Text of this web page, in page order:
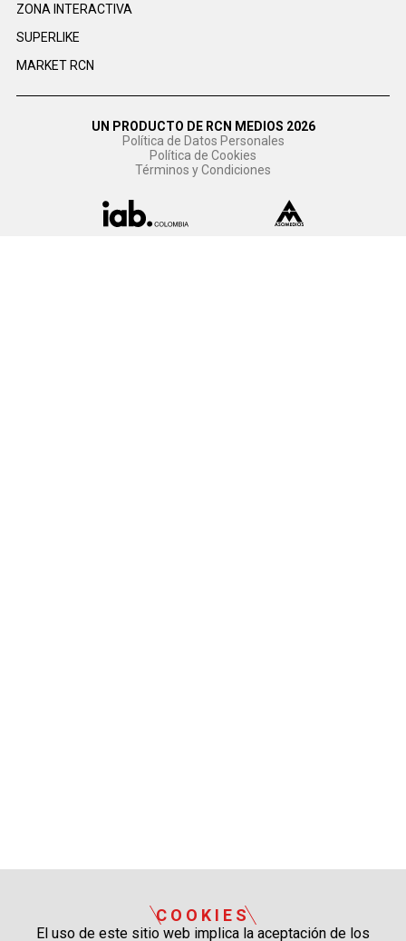
ZONA INTERACTIVA
SUPERLIKE
MARKET RCN
UN PRODUCTO DE RCN MEDIOS 2026
Política de Datos Personales
Política de Cookies
Términos y Condiciones
COOKIES
El uso de este sitio web implica la aceptación de los